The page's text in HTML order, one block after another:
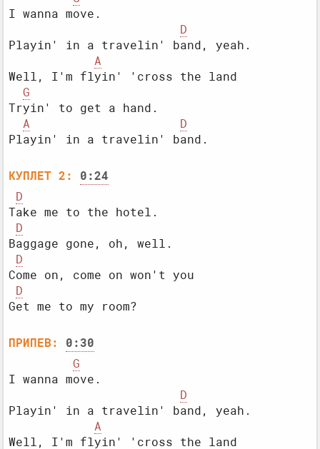
I wanna move.
D
Playin' in a travelin' band, yeah.
A
Well, I'm flyin' 'cross the land
G
Tryin' to get a hand.
A
D
КУПЛЕТ 2:
0:24
D
Take me to the hotel.
D
Baggage gone, oh, well.
D
Come on, come on won't you
D
ПРИПЕВ:
0:30
G
I wanna move.
D
Playin' in a travelin' band, yeah.
A
Well, I'm flyin' 'cross the land